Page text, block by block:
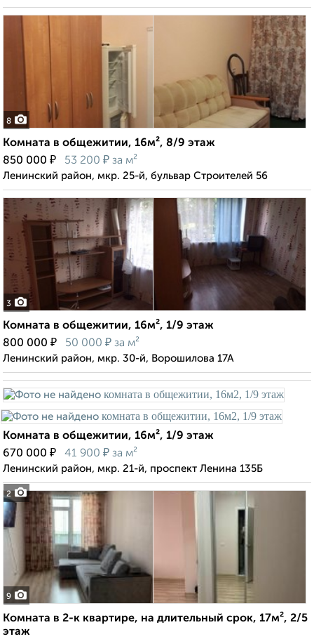
8
Комната в общежитии, 16м², 8/9 этаж
850 000 ₽ 53 200 ₽ за м²
Ленинский район, мкр. 25-й, бульвар Строителей 56
3
Комната в общежитии, 16м², 1/9 этаж
800 000 ₽ 50 000 ₽ за м²
Ленинский район, мкр. 30-й, Ворошилова 17А
2
Комната в общежитии, 16м², 1/9 этаж
670 000 ₽ 41 900 ₽ за м²
Ленинский район, мкр. 21-й, проспект Ленина 135Б
9
Комната в 2-к квартире, на длительный срок, 17м², 2/5
этаж